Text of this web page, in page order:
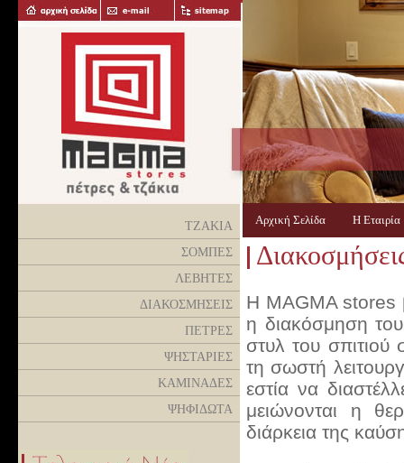
ΤΖΑΚΙΑ
ΣΟΜΠΕΣ
ΛΕΒΗΤΕΣ
ΔΙΑΚΟΣΜΗΣΕΙΣ
ΠΕΤΡΕΣ
ΨΗΣΤΑΡΙΕΣ
ΚΑΜΙΝΑΔΕΣ
ΨΗΦΙΔΩΤΑ
Αρχική Σελίδα Η
Η ΜΑGMA stores
η διακόσμηση του
στυλ του σπιτιού
τη σωστή
εστία να
μειώνονται η
διάρκεια της